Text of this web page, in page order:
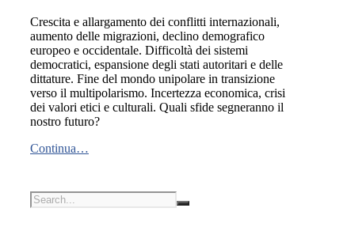
Crescita e allargamento dei conflitti internazionali,
aumento delle migrazioni, declino demografico
europeo e occidentale. Difficoltà dei sistemi
democratici, espansione degli stati autoritari e delle
dittature. Fine del mondo unipolare in transizione
verso il multipolarismo. Incertezza economica, crisi
dei valori etici e culturali. Quali sfide segneranno il
nostro futuro?
Continua…